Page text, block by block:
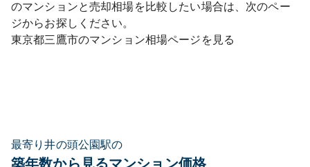
のマンションと売却相場を比較したい場合は、次のペー
ジからお探しください。
東京都三鷹市のマンション相場ページを見る
最寄り井の頭公園駅の
築年数から見るマンション価格